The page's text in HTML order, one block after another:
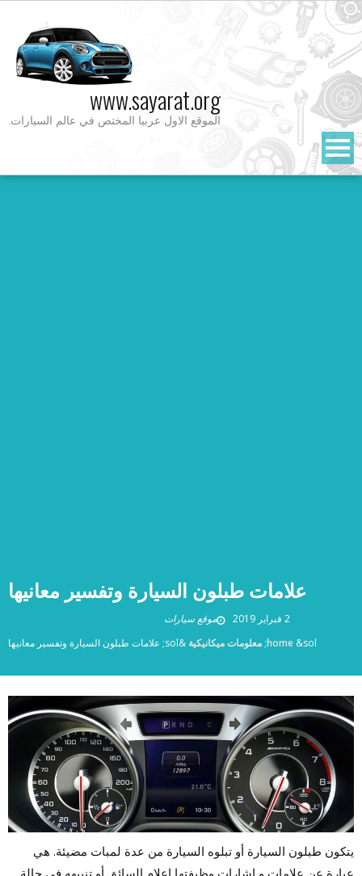
Skip
to
content
www.sayarat.org
الموقع الاول عربيا المختص في عالم السيارات.
علامات طبلون السيارة وتفسير معانيها
2 فبراير 2019
موقع سيارات
home &sol; معلومات ميكانيكية &sol; علامات طبلون السيارة وتفسير معانيها
يتكون طبلون السيارة أو تبلوه السيارة من عدة لمبات مضيئة. هي
عبارة عن علامات و إشارات وظيفتها إعلام السائق أو تنبيهه في حالة